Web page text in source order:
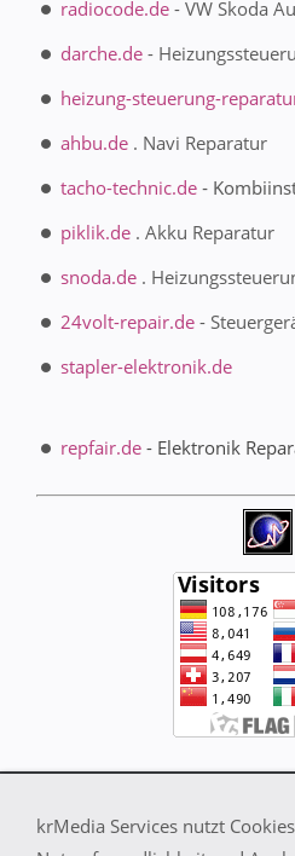
radiocode.de - VW Skoda
darche.de -
heizung-steuerung-
ahbu.de . Navi Reparatur
tacho-technic.de -
piklik.de . Akku Reparatur
snoda.de .
24volt-repair.de -
stapler-elektronik.de
repfair.de - Elektronik
Bildernachweis
krMedia Services nutzt